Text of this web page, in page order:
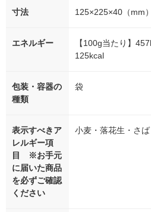
寸法 125×225×40（mm）
エネルギー
【100g当たり】
125kcal
包装・容器の
種類
袋
表示すべきア
レルギー項
目 ※お手元
に届いた商品
を必ずご確認
ください
小麦・落花生・さ